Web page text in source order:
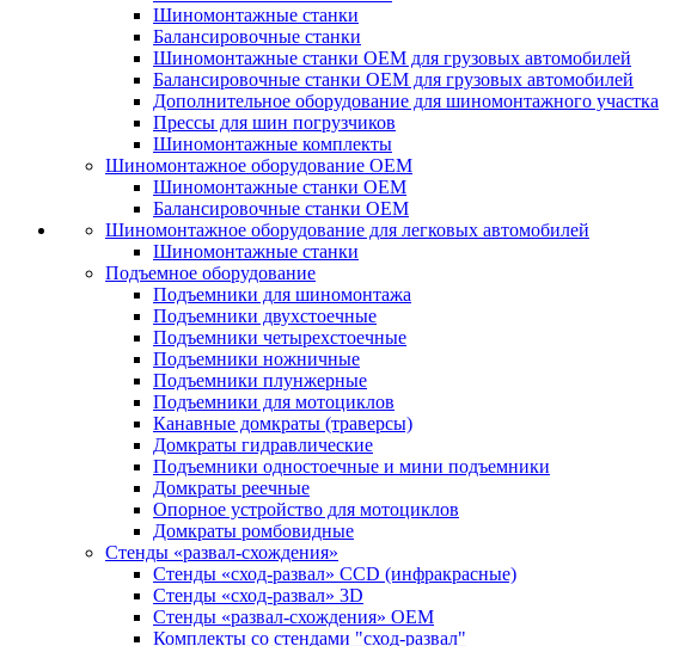
Шиномонтажные станки
Балансировочные станки
Шиномонтажные станки ОЕМ для грузовых автомобилей
Балансировочные станки ОЕМ для грузовых автомобилей
Дополнительное оборудование для шиномонтажного участка
Прессы для шин погрузчиков
Шиномонтажные комплекты
Шиномонтажное оборудование ОЕМ
Шиномонтажные станки ОЕМ
Балансировочные станки ОЕМ
Шиномонтажное оборудование для легковых автомобилей
Шиномонтажные станки
Подъемное оборудование
Подъемники для шиномонтажа
Подъемники двухстоечные
Подъемники четырехстоечные
Подъемники ножничные
Подъемники плунжерные
Подъемники для мотоциклов
Канавные домкраты (траверсы)
Домкраты гидравлические
Подъемники одностоечные и мини подъемники
Домкраты реечные
Опорное устройство для мотоциклов
Домкраты ромбовидные
Стенды «развал-схождения»
Стенды «сход-развал» CCD (инфракрасные)
Стенды «сход-развал» 3D
Стенды «развал-схождения» ОЕМ
Комплекты со стендами "сход-развал"